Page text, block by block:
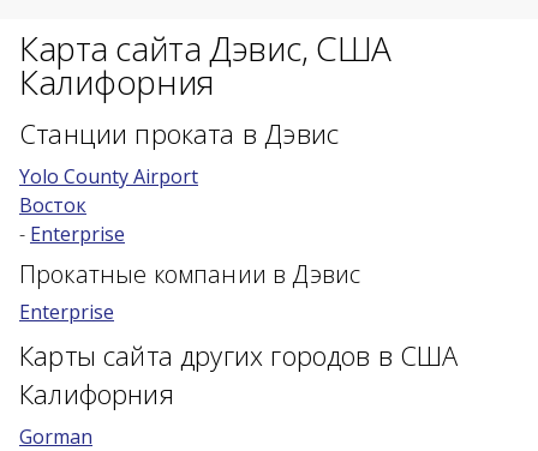
Возврат в другом месте?
Возраст 25-70 лет?
Купон/промо
Карта сайта Дэвис, США
Калифорния
Станции проката в Дэвис
Yolo County Airport
Восток
- Enterprise
Прокатные компании в Дэвис
Enterprise
Карты сайта других городов в США
Калифорния
Gorman